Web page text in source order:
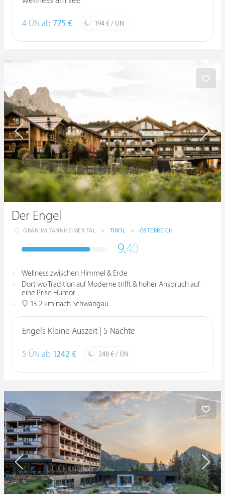
4 ÜN ab 775 € 194 € / ÜN
Der Engel
GRÄN IM TANNHEIMER TAL > TIROL > ÖSTERREICH
9.40
Wellness zwischen Himmel & Erde
Dort wo Tradition auf Moderne trifft & hoher Anspruch auf
eine Prise Humor
13.2 km nach Schwangau
Engels Kleine Auszeit | 5 Nächte
5 ÜN ab 1242 € 248 € / ÜN